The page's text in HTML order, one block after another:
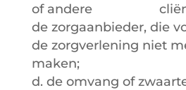
of andere
de zorgaanbieder, die
de zorgverlening niet
maken;
d. de omvang of